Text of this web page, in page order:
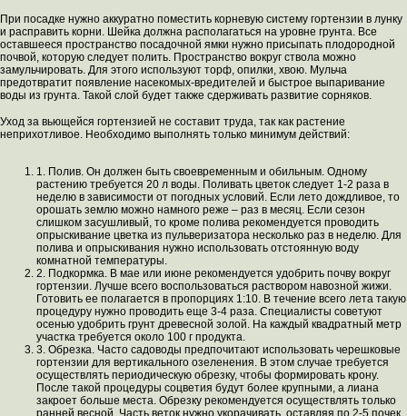
При посадке нужно аккуратно поместить корневую систему гортензии в лунку
и расправить корни. Шейка должна располагаться на уровне грунта. Все
оставшееся пространство посадочной ямки нужно присыпать плодородной
почвой, которую следует полить. Пространство вокруг ствола можно
замульчировать. Для этого используют торф, опилки, хвою. Мульча
предотвратит появление насекомых-вредителей и быстрое выпаривание
воды из грунта. Такой слой будет также сдерживать развитие сорняков.
Уход за вьющейся гортензией не составит труда, так как растение
неприхотливое. Необходимо выполнять только минимум действий:
1. Полив. Он должен быть своевременным и обильным. Одному
растению требуется 20 л воды. Поливать цветок следует 1-2 раза в
неделю в зависимости от погодных условий. Если лето дождливое, то
орошать землю можно намного реже – раз в месяц. Если сезон
слишком засушливый, то кроме полива рекомендуется проводить
опрыскивание цветка из пульверизатора несколько раз в неделю. Для
полива и опрыскивания нужно использовать отстоянную воду
комнатной температуры.
2. Подкормка. В мае или июне рекомендуется удобрить почву вокруг
гортензии. Лучше всего воспользоваться раствором навозной жижи.
Готовить ее полагается в пропорциях 1:10. В течение всего лета такую
процедуру нужно проводить еще 3-4 раза. Специалисты советуют
осенью удобрить грунт древесной золой. На каждый квадратный метр
участка требуется около 100 г продукта.
3. Обрезка. Часто садоводы предпочитают использовать черешковые
гортензии для вертикального озеленения. В этом случае требуется
осуществлять периодическую обрезку, чтобы формировать крону.
После такой процедуры соцветия будут более крупными, а лиана
закроет больше места. Обрезку рекомендуется осуществлять только
ранней весной. Часть веток нужно укорачивать, оставляя по 2-5 почек.